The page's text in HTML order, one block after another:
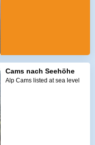
Cams nach Seehöhe
Alp Cams listed at sea level